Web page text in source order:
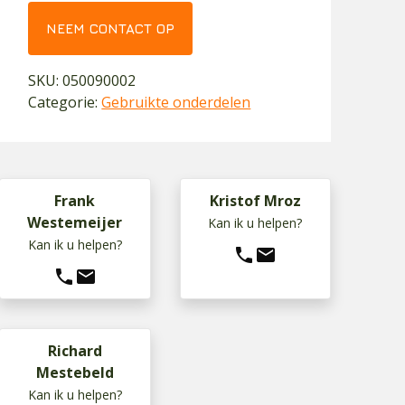
NEEM CONTACT OP
SKU:050090002
Categorie:Gebruikte onderdelen
Frank
Westemeijer
Kan ik u helpen?
phone mail
Kristof Mroz
Kan ik u helpen?
phone mail
Richard
Mestebeld
Kan ik u helpen?